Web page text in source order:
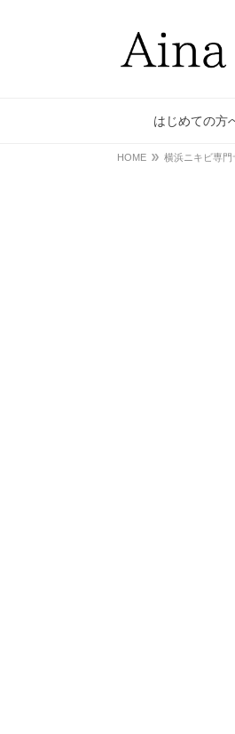
はじめての方
HOME 横浜ニキビ専